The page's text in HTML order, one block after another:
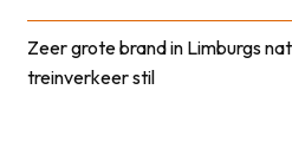
Zeer grote brand in Limburgs
treinverkeer stil